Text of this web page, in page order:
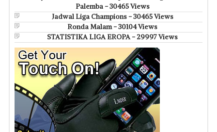
Palemba - 30465 Views
Jadwal Liga Champions - 30465 Views
Ronda Malam - 30104 Views
STATISTIKA LIGA EROPA - 29997 Views